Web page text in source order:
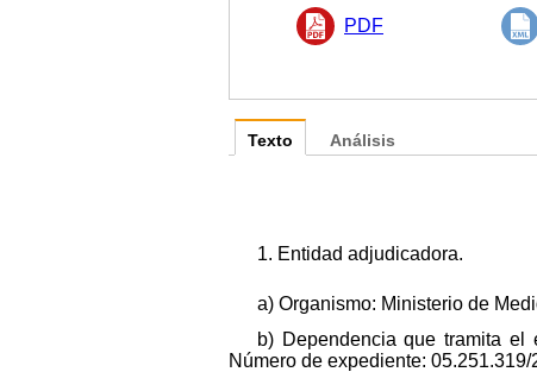
PDF
Texto
1. Entidad adjudicadora.
a) Organismo: Ministerio de
b) Dependencia que tramita el
Número de expediente: 05.251.319/
Análisis